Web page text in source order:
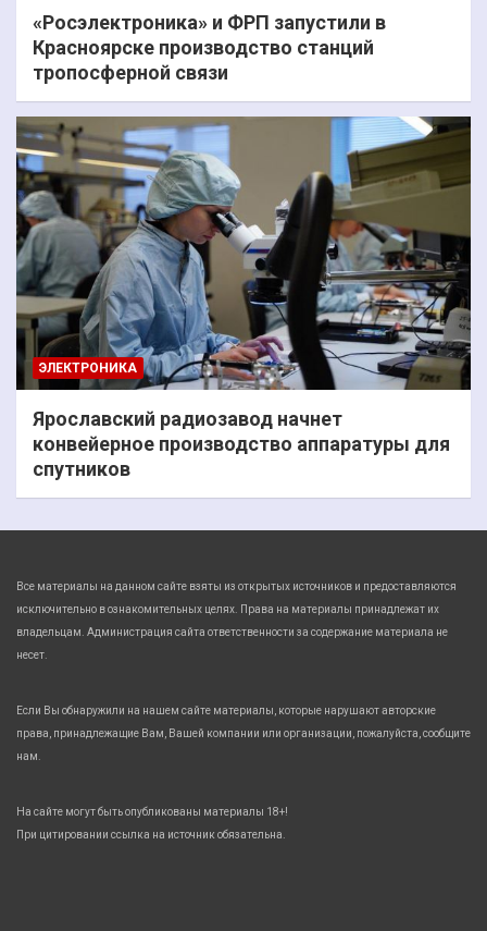
«Росэлектроника» и ФРП запустили в
Красноярске производство станций
тропосферной связи
ЭЛЕКТРОНИКА
Ярославский радиозавод начнет
конвейерное производство аппаратуры для
спутников
Все материалы на данном сайте взяты из открытых источников и предоставляются
исключительно в ознакомительных целях. Права на материалы принадлежат их
владельцам. Администрация сайта ответственности за содержание материала не
несет.
Если Вы обнаружили на нашем сайте материалы, которые нарушают авторские
права, принадлежащие Вам, Вашей компании или организации, пожалуйста, сообщите
нам.
На сайте могут быть опубликованы материалы 18+!
При цитировании ссылка на источник обязательна.